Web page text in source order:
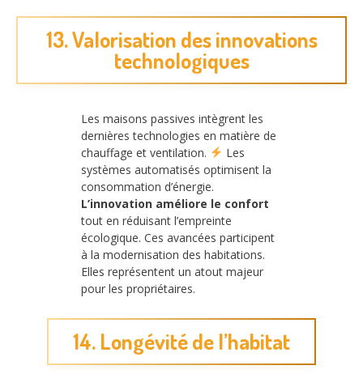
13. Valorisation des innovations
technologiques
Les maisons passives intègrent les
dernières technologies en matière de
chauffage et ventilation.
Les
systèmes automatisés optimisent la
consommation d’énergie.
L’innovation améliore le confort
tout en réduisant l’empreinte
écologique. Ces avancées participent
à la modernisation des habitations.
Elles représentent un atout majeur
pour les propriétaires.
14. Longévité de l’habitat